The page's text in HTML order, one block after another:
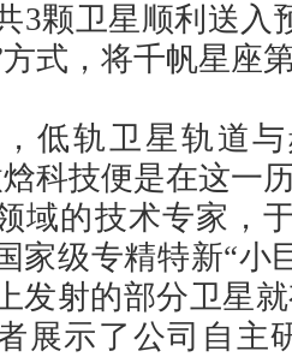
3颗卫星顺利送入
方式，将千帆星
低轨卫星轨道
焓科技便是在这一
域的技术专家，
家级专精特新“小
发射的部分卫星
展示了公司自主